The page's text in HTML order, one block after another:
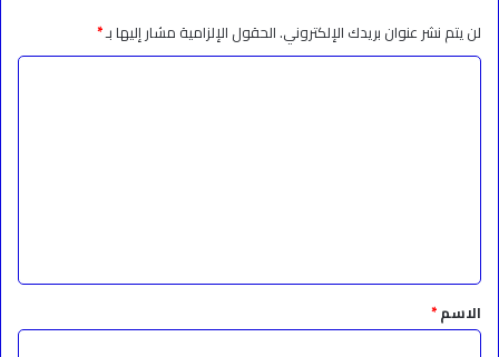
لن يتم نشر عنوان بريدك الإلكتروني.الحقول الإلزامية مشار إليها بـ*
ق
*الاسم*